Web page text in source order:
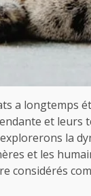
a longtemps
et leurs
la
et les
considérés